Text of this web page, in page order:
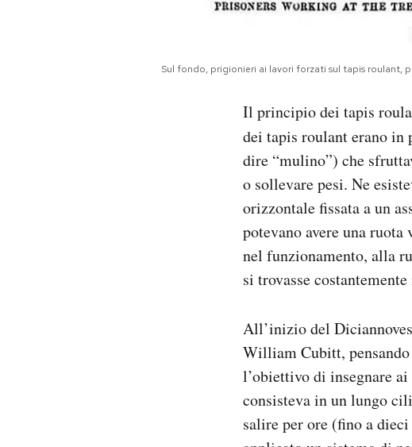
Sul fondo, prigionieri ai lavori forzati sul tapis roulant,
Il principio dei tapis
dei tapis roulant erano
dire “mulino”) che
o sollevare pesi. Ne
orizzontale fissata a un
potevano avere una
nel funzionamento, alla
si trovasse
All’inizio del
William Cubitt,
l’obiettivo di insegnare
consisteva in un lungo
salire per ore (fino a